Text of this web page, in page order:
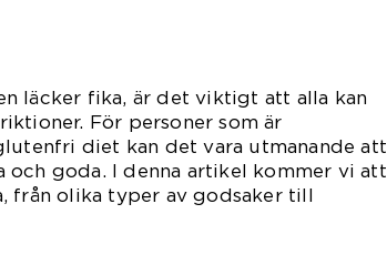
läcker fika, är det viktigt att alla kan
För personer som är
diet kan det vara utmanande att
och goda. I denna artikel kommer vi att
från olika typer av godsaker till